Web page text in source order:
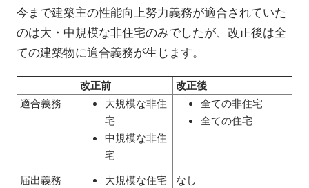
今まで建築主の性能向上努力義務が適合されていた
のは大・中規模な非住宅のみでしたが、改正後は全
ての建築物に適合義務が生じます。
改正前
改正後
適合義務
大規模な非住
宅
中規模な非住
宅
全ての非住宅
全ての住宅
届出義務
大規模な住宅
なし